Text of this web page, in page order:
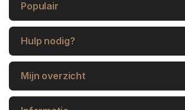
Populair
Hulp nodig?
Mijn overzicht